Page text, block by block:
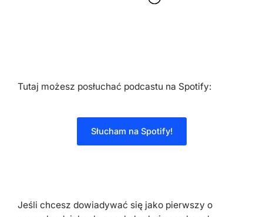
Tutaj możesz posłuchać podcastu na Spotify:
Słucham na Spotify!
Jeśli chcesz dowiadywać się jako pierwszy o